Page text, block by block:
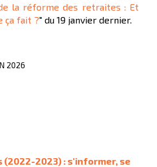
la réforme des retraites : Et
ça fait ?" du 19 janvier dernier.
2026
(2022-2023) : s'informer, se